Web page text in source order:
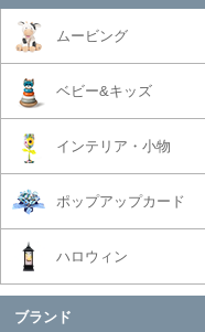
ムービング
ベビー&キッズ
インテリア・小物
ポップアップカード
ハロウィン
ブランド